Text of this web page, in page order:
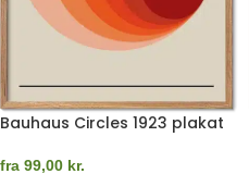
Bauhaus Circles 1923 plakat
fra 99,00 kr.